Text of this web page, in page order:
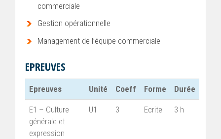
commerciale
Gestion opérationnelle
Management de l’équipe commerciale
EPREUVES
Epreuves Unité Coeff Forme Durée
E1 – Culture
générale et
expression
U1 3 Ecrite 3 h